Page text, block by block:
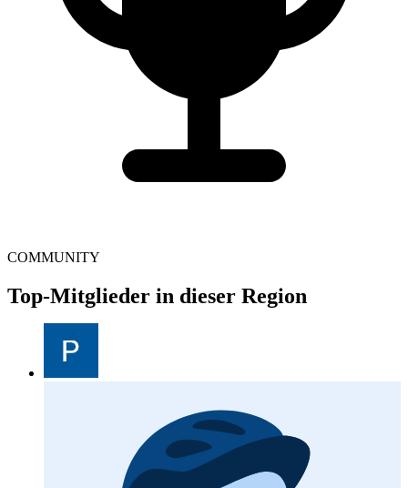
COMMUNITY
Top-Mitglieder in dieser Region